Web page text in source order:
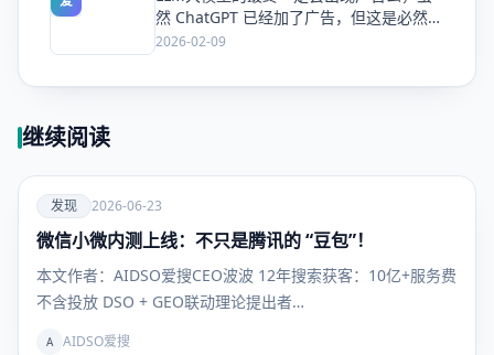
然 ChatGPT 已经加了广告，但这是必然终
局么？
2026-02-09
继续阅读
爱
发现
发现 2026-06-23
微信小微内测上线：不只是腾讯的 “豆包”！
本文作者：AIDSO爱搜CEO波波 12年搜索获客：10亿+服务费
不含投放 DSO + GEO联动理论提出者…
A AIDSO爱搜